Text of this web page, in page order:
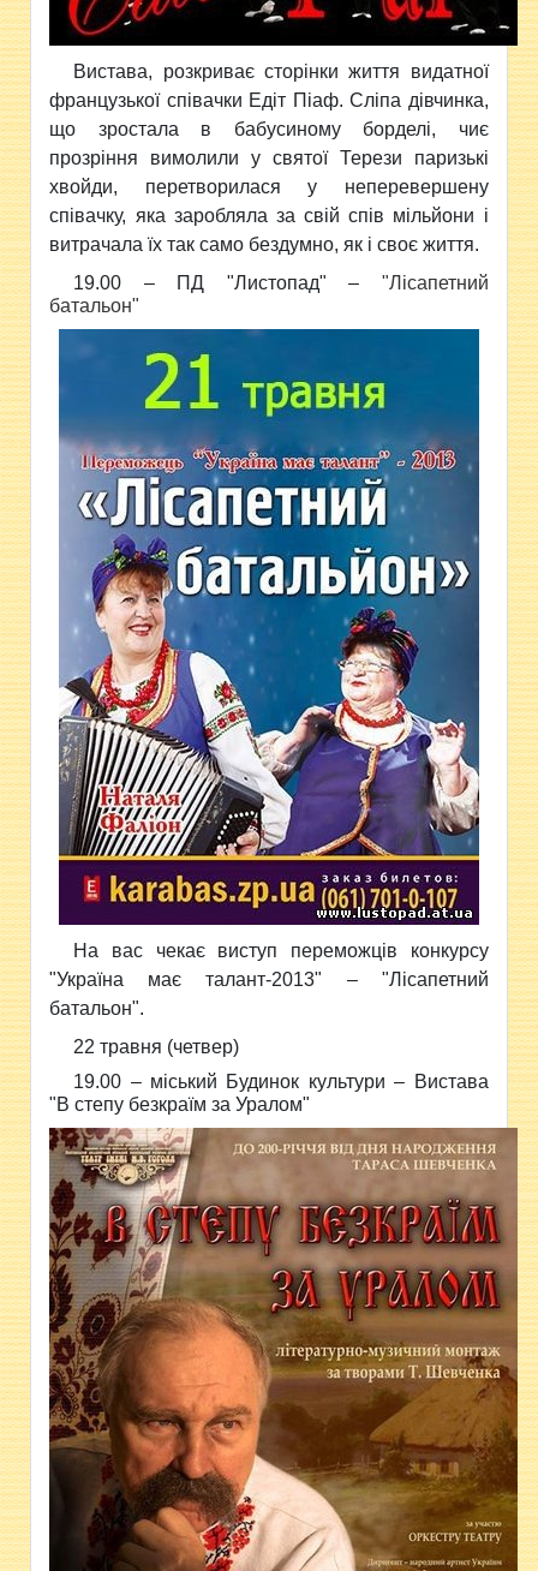
Вистава, розкриває сторінки життя видатної
французької співачки Едіт Піаф. Сліпа дівчинка,
що зростала в бабусиному борделі, чиє
прозріння вимолили у святої Терези паризькі
хвойди, перетворилася у неперевершену
співачку, яка заробляла за свій спів мільйони і
витрачала їх так само бездумно, як і своє життя.
19.00 – ПД "Листопад" – "Лісапетний
батальон"
На вас чекає виступ переможців конкурсу
"Україна має талант-2013" – "Лісапетний
батальон".
22 травня (четвер)
19.00 – міський Будинок культури – Вистава
"В степу безкраїм за Уралом"